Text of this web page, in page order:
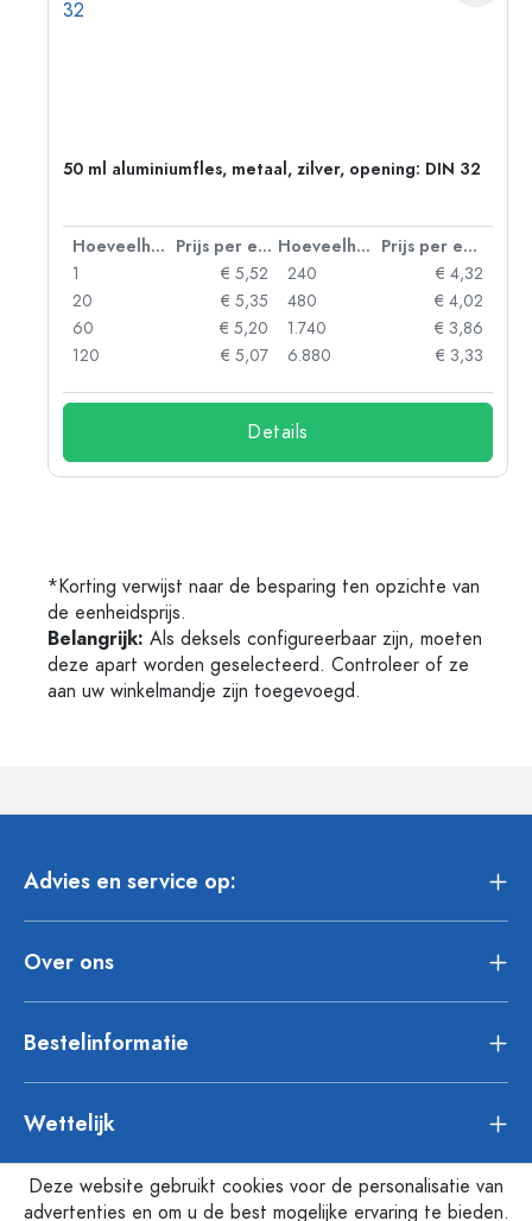
50 ml aluminiumfles, metaal, zilver, opening: DIN 32
Hoeveelheid Prijs per eenheid Hoeveelheid
Prijs per eenheid
1
€ 5,52
20
€ 5,35
60
€ 5,20
120
€ 5,07
240
€ 4,32
480
€ 4,02
1.740
€ 3,86
6.880
€ 3,33
Details
*Korting verwijst naar de besparing ten opzichte van
de eenheidsprijs.
Belangrijk: Als deksels configureerbaar zijn, moeten
deze apart worden geselecteerd. Controleer of ze
aan uw winkelmandje zijn toegevoegd.
Advies en service op:
Over ons
Bestelinformatie
Wettelijk
Deze website gebruikt cookies voor de personalisatie van
advertenties en om u de best mogelijke ervaring te bieden.